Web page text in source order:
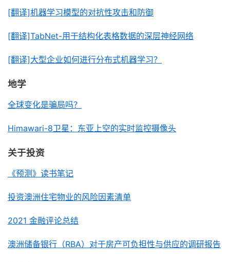
[翻译]机器学习模型的对抗性攻击和防御
[翻译]TabNet-用于结构化表格数据的深层神经网络
[翻译]大型企业如何进行分布式机器学习？
地学
全球变化是骗局吗？
Himawari-8卫星：东亚上空的实时监控摄像头
关于投资
《预测》读书笔记
投资澳洲住宅物业的风险因素清单
2021 金融评论总结
澳洲储备银行（RBA）对于房产可负担性与供应的调研报告